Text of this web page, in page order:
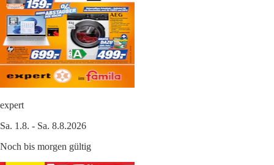
expert
Sa. 1.8. - Sa. 8.8.2026
Noch bis morgen gültig